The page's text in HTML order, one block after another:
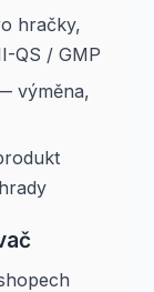
hračky,
QS / GMP
výměna,